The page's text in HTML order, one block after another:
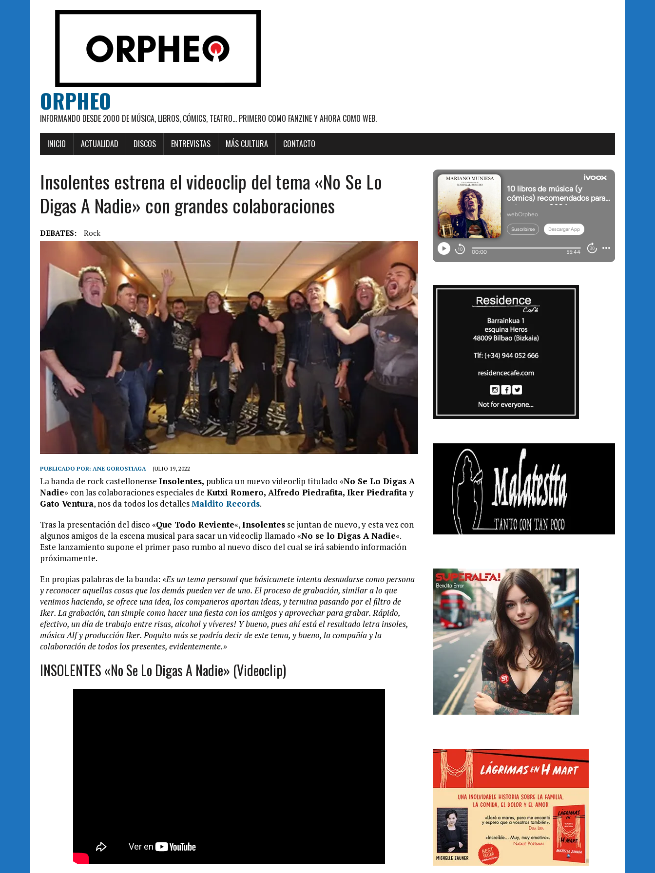
ORPHEO
INFORMANDO DESDE 2000 DE MÚSICA, LIBROS, CÓMICS, TEATRO... PRIMERO COMO FANZINE Y AHORA COMO WEB.
INICIO ACTUALIDAD DISCOS ENTREVISTAS MÁS CULTURA CONTACTO
Insolentes estrena el videoclip del tema «No Se Lo
Digas A Nadie» con grandes colaboraciones
DEBATES: Rock
PUBLICADO POR: ANE GOROSTIAGA JULIO 19, 2022
La banda de rock castellonense Insolentes, publica un nuevo videoclip titulado «No Se Lo Digas A
Nadie» con las colaboraciones especiales de Kutxi Romero, Alfredo Piedrafita, Iker Piedrafitay
Gato Ventura, nos da todos los detallesMaldito Records.
Tras la presentación del disco «Que Todo Reviente«,Insolentes se juntan de nuevo, y esta vez con
algunos amigos de la escena musical para sacar un videoclip llamado «No se lo Digas A Nadie«.
Este lanzamiento supone el primer paso rumbo al nuevo disco del cual se irá sabiendo información
próximamente.
En propias palabras de la banda: «Es un tema personal que básicamete intenta desnudarse como persona
y reconocer aquellas cosas que los demás pueden ver de uno. El proceso de grabación, similar a lo que
venimos haciendo, se ofrece una idea, los compañeros aportan ideas, y termina pasando por el filtro de
Iker. La grabación, tan simple como hacer una fiesta con los amigos y aprovechar para grabar. Rápido,
efectivo, un día de trabajo entre risas, alcohol y víveres! Y bueno, pues ahí está el resultado letra insoles,
música Alf y producción Iker. Poquito más se podría decir de este tema, y bueno, la compañía y la
colaboración de todos los presentes, evidentemente.»
INSOLENTES «No Se Lo Digas A Nadie» (Videoclip)